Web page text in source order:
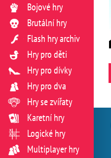
Bojové hry
Brutální hry
Flash hry archiv
Hry pro děti
Hry pro dívky
Hry pro dva
Hry se zvířaty
Karetní hry
Logické hry
Multiplayer hry